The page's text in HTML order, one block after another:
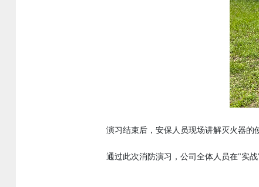
演习结束后 ，安保人员现场讲解灭火器的
通过此次消防演习，公司全体人员在"实